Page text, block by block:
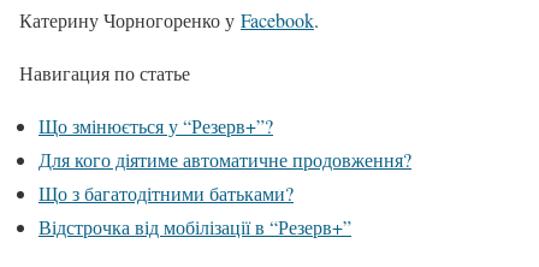
Катерину Чорногоренко у Facebook.
Навигация по статье
Що змінюється у “Резерв+”?
Для кого діятиме автоматичне продовження?
Що з багатодітними батьками?
Відстрочка від мобілізації в “Резерв+”